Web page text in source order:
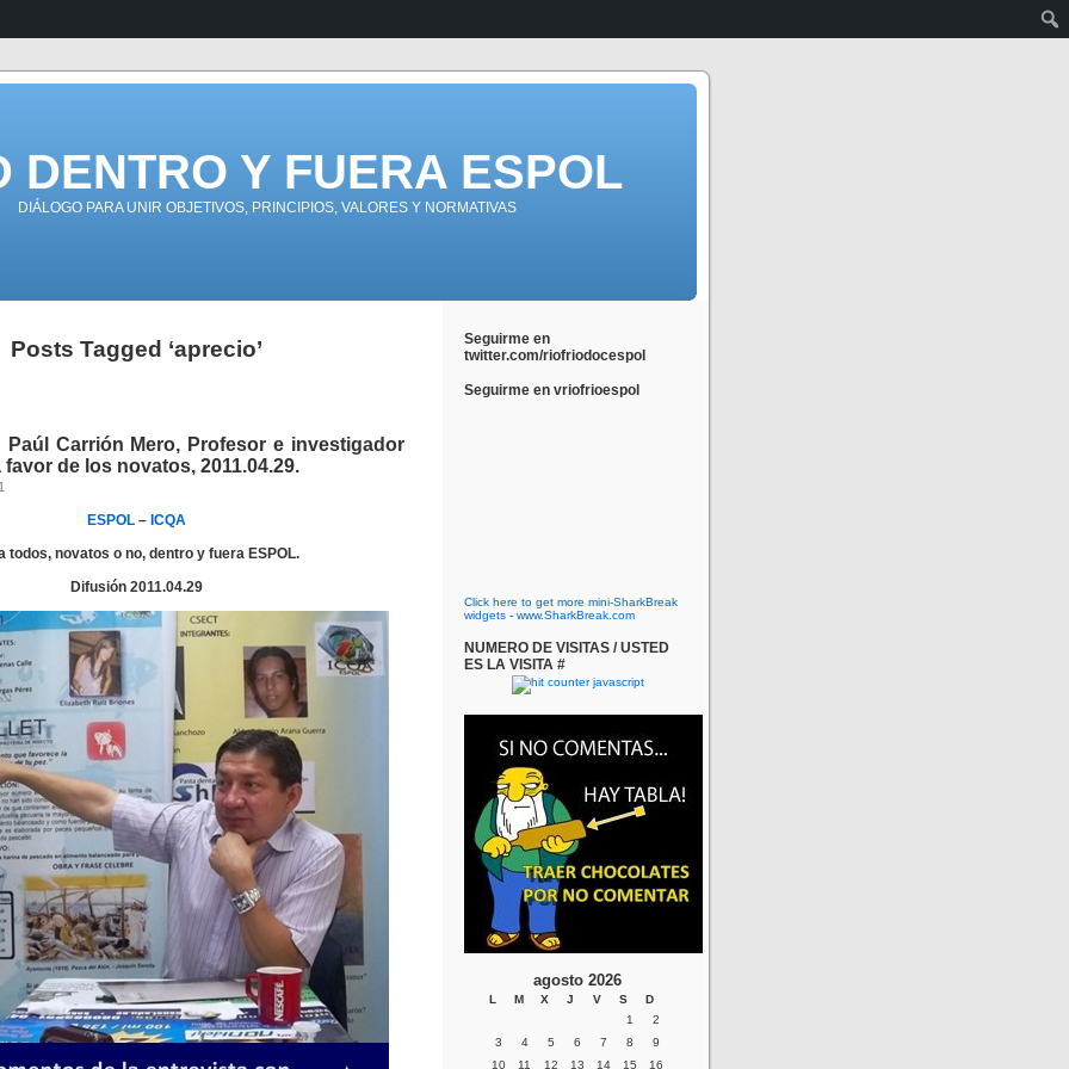
DENTRO Y FUERA ESPOL
DIÁLOGO PARA UNIR OBJETIVOS, PRINCIPIOS, VALORES Y NORMATIVAS
Posts Tagged ‘aprecio’
Paúl Carrión Mero, Profesor e investigador
favor de los novatos, 2011.04.29.
ESPOL– ICQA
todos, novatos o no, dentro y fuera ESPOL.
Difusión 2011.04.29
Seguirme en
twitter.com/riofriodocespol
Seguirme en vriofrioespol
Click here to get more mini-SharkBreak
widgets - www.SharkBreak.com
NUMERO DE VISITAS / USTED
ES LA VISITA #
agosto 2026
L M X J V S
D
1
2
3
4 5 6 7 8
9
10
11 12 13 14 15 16